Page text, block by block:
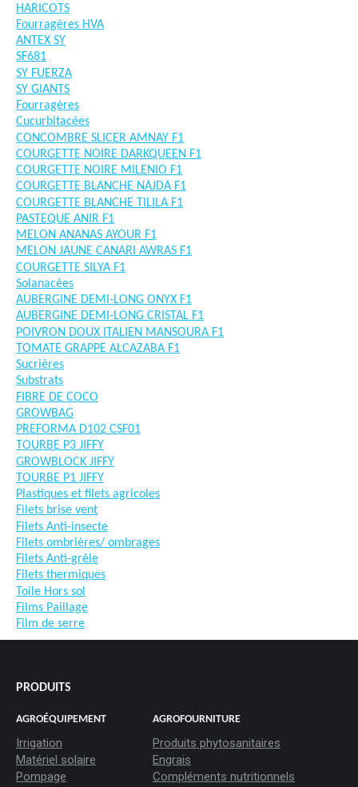
HARICOTS
Fourragères HVA
ANTEX SY
SF681
SY FUERZA
SY GIANTS
Fourragères
Cucurbitacées
CONCOMBRE SLICER AMNAY F1
COURGETTE NOIRE DARKQUEEN F1
COURGETTE NOIRE MILENIO F1
COURGETTE BLANCHE NAJDA F1
COURGETTE BLANCHE TILILA F1
PASTEQUE ANIR F1
MELON ANANAS AYOUR F1
MELON JAUNE CANARI AWRAS F1
COURGETTE SILYA F1
Solanacées
AUBERGINE DEMI-LONG ONYX F1
AUBERGINE DEMI-LONG CRISTAL F1
POIVRON DOUX ITALIEN MANSOURA F1
TOMATE GRAPPE ALCAZABA F1
Sucrières
Substrats
FIBRE DE COCO
GROWBAG
PREFORMA D102 CSF01
TOURBE P3 JIFFY
GROWBLOCK JIFFY
TOURBE P1 JIFFY
Plastiques et filets agricoles
Filets brise vent
Filets Anti-insecte
Filets ombrières/ ombrages
Filets Anti-grêle
Filets thermiques
Toile Hors sol
Films Paillage
Film de serre
PRODUITS
AGROÉQUIPEMENT
Irrigation
Matériel solaire
Pompage
AGROFOURNITURE
Produits phytosanitaires
Engrais
Compléments nutritionnels